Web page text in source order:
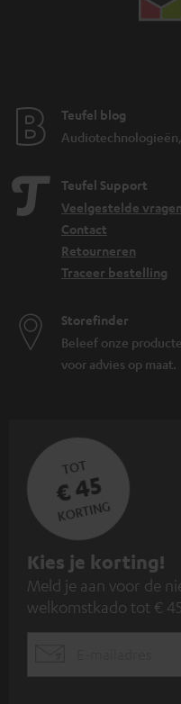
Teufel blog
Teufel Support
Veelgestelde vragen
Contact
Retourneren
Traceer bestelling
Storefinder
Beleef onze
voor advies op maat.
TOT
€ 45
KORTING
A
a
n
Kies je korting!
Meld je aan voor de
welkomstkado tot € 45